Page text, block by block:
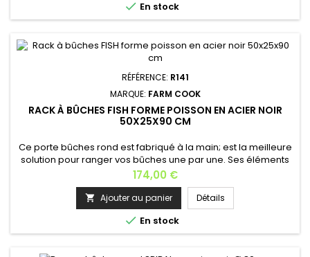
 En stock
RÉFÉRENCE: R141
MARQUE: FARM COOK
RACK À BÛCHES FISH FORME POISSON EN ACIER NOIR
50X25X90 CM
Ce porte bûches rond est fabriqué à la main; est la meilleure
solution pour ranger vos bûches une par une. Ses éléments
sont soudés, non vissés qui rend son support plus stable.Il
sera un bel accessoire pour votre cheminée, et ne prend
pas beaucoup de place dans votre salon.Porte bûche de
très grande contenance: environ plus 100 bûches.Le range-
bûches est...
Prix
174,00 €
 Ajouter au panier Détails
 En stock